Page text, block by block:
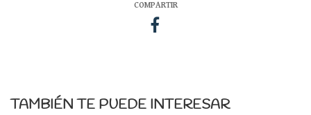
COMPARTIR
TAMBIÉN TE PUEDE INTERESAR